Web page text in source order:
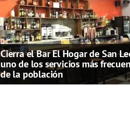
Cierra el Bar El Hogar de San
uno de los servicios más
de la población